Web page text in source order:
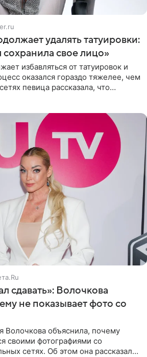
удалять татуировки:
сохранила свое лицо»
избавляться от татуировок и
оказался гораздо тяжелее, чем
певица рассказала, что
сдавать»: Волочкова
не показывает фото со
Волочкова объяснила, почему
своими фотографиями со
сетях. Об этом она рассказала